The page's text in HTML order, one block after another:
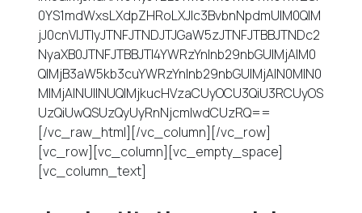
0YS1mdWxsLXdpZHRoLXJlc3BvbnNpdmUlM0QlM
jJ0cnVlJTIyJTNFJTNDJTJGaW5zJTNFJTBBJTNDc2
NyaXB0JTNFJTBBJTI4YWRzYnlnb29nbGUlMjAlM0
QlMjB3aW5kb3cuYWRzYnlnb29nbGUlMjAlN0MlN0
MlMjAlNUIlNUQlMjkucHVzaCUyOCU3QiU3RCUyOS
UzQiUwQSUzQyUyRnNjcmlwdCUzRQ==
[/vc_raw_html][/vc_column][/vc_row]
[vc_row][vc_column][vc_empty_space]
[vc_column_text]